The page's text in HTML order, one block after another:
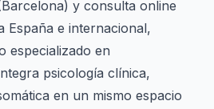
y consulta online
España e internacional,
especializado en
psicología clínica,
en un mismo espacio